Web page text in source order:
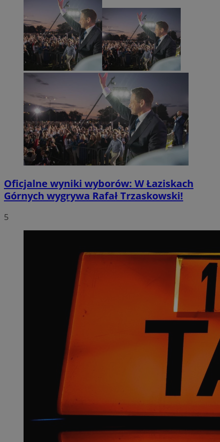
Oficjalne wyniki wyborów: W Łaziskach
Górnych wygrywa Rafał Trzaskowski!
5